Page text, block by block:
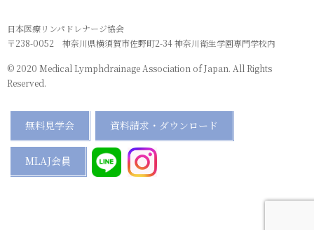
日本医療リンパドレナージ協会
〒238-0052 神奈川県横須賀市佐野町2-34 神奈川衛生学園専門学校内
© 2020 Medical Lymphdrainage Association of Japan. All Rights
Reserved.
無料見学会 資料請求・ダウンロード
MLAJ会員